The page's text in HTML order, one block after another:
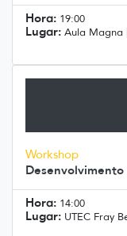
Hora: 19:00
Lugar: Aula Magna
Workshop
Hora: 14:00
Lugar: UTEC Fray